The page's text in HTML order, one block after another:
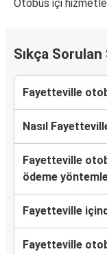
Otobüs içi
Sıkça
Fayetteville
Nasıl
Fayetteville
ödeme
Fayetteville
Fayetteville